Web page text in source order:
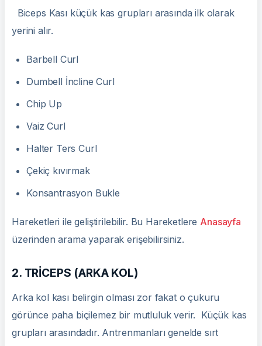
Biceps Kası küçük kas grupları arasında ilk olarak
yerini alır.
Barbell Curl
Dumbell İncline Curl
Chip Up
Vaiz Curl
Halter Ters Curl
Çekiç kıvırmak
Konsantrasyon Bukle
Hareketleri ile geliştirilebilir. Bu Hareketlere Anasayfa
üzerinden arama yaparak erişebilirsiniz.
2. TRİCEPS (ARKA KOL)
Arka kol kası belirgin olması zor fakat o çukuru
görünce paha biçilemez bir mutluluk verir. Küçük kas
grupları arasındadır. Antrenmanları genelde sırt